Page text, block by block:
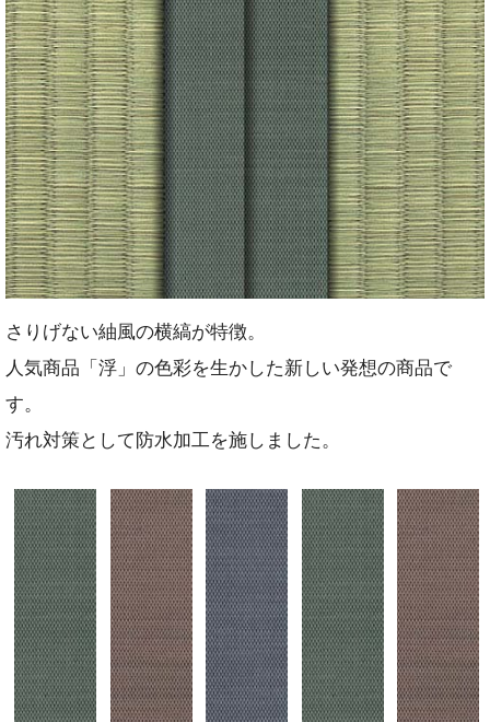
さりげない紬風の横縞が特徴。
人気商品「浮」の色彩を生かした新しい発想の商品で
す。
汚れ対策として防水加工を施しました。